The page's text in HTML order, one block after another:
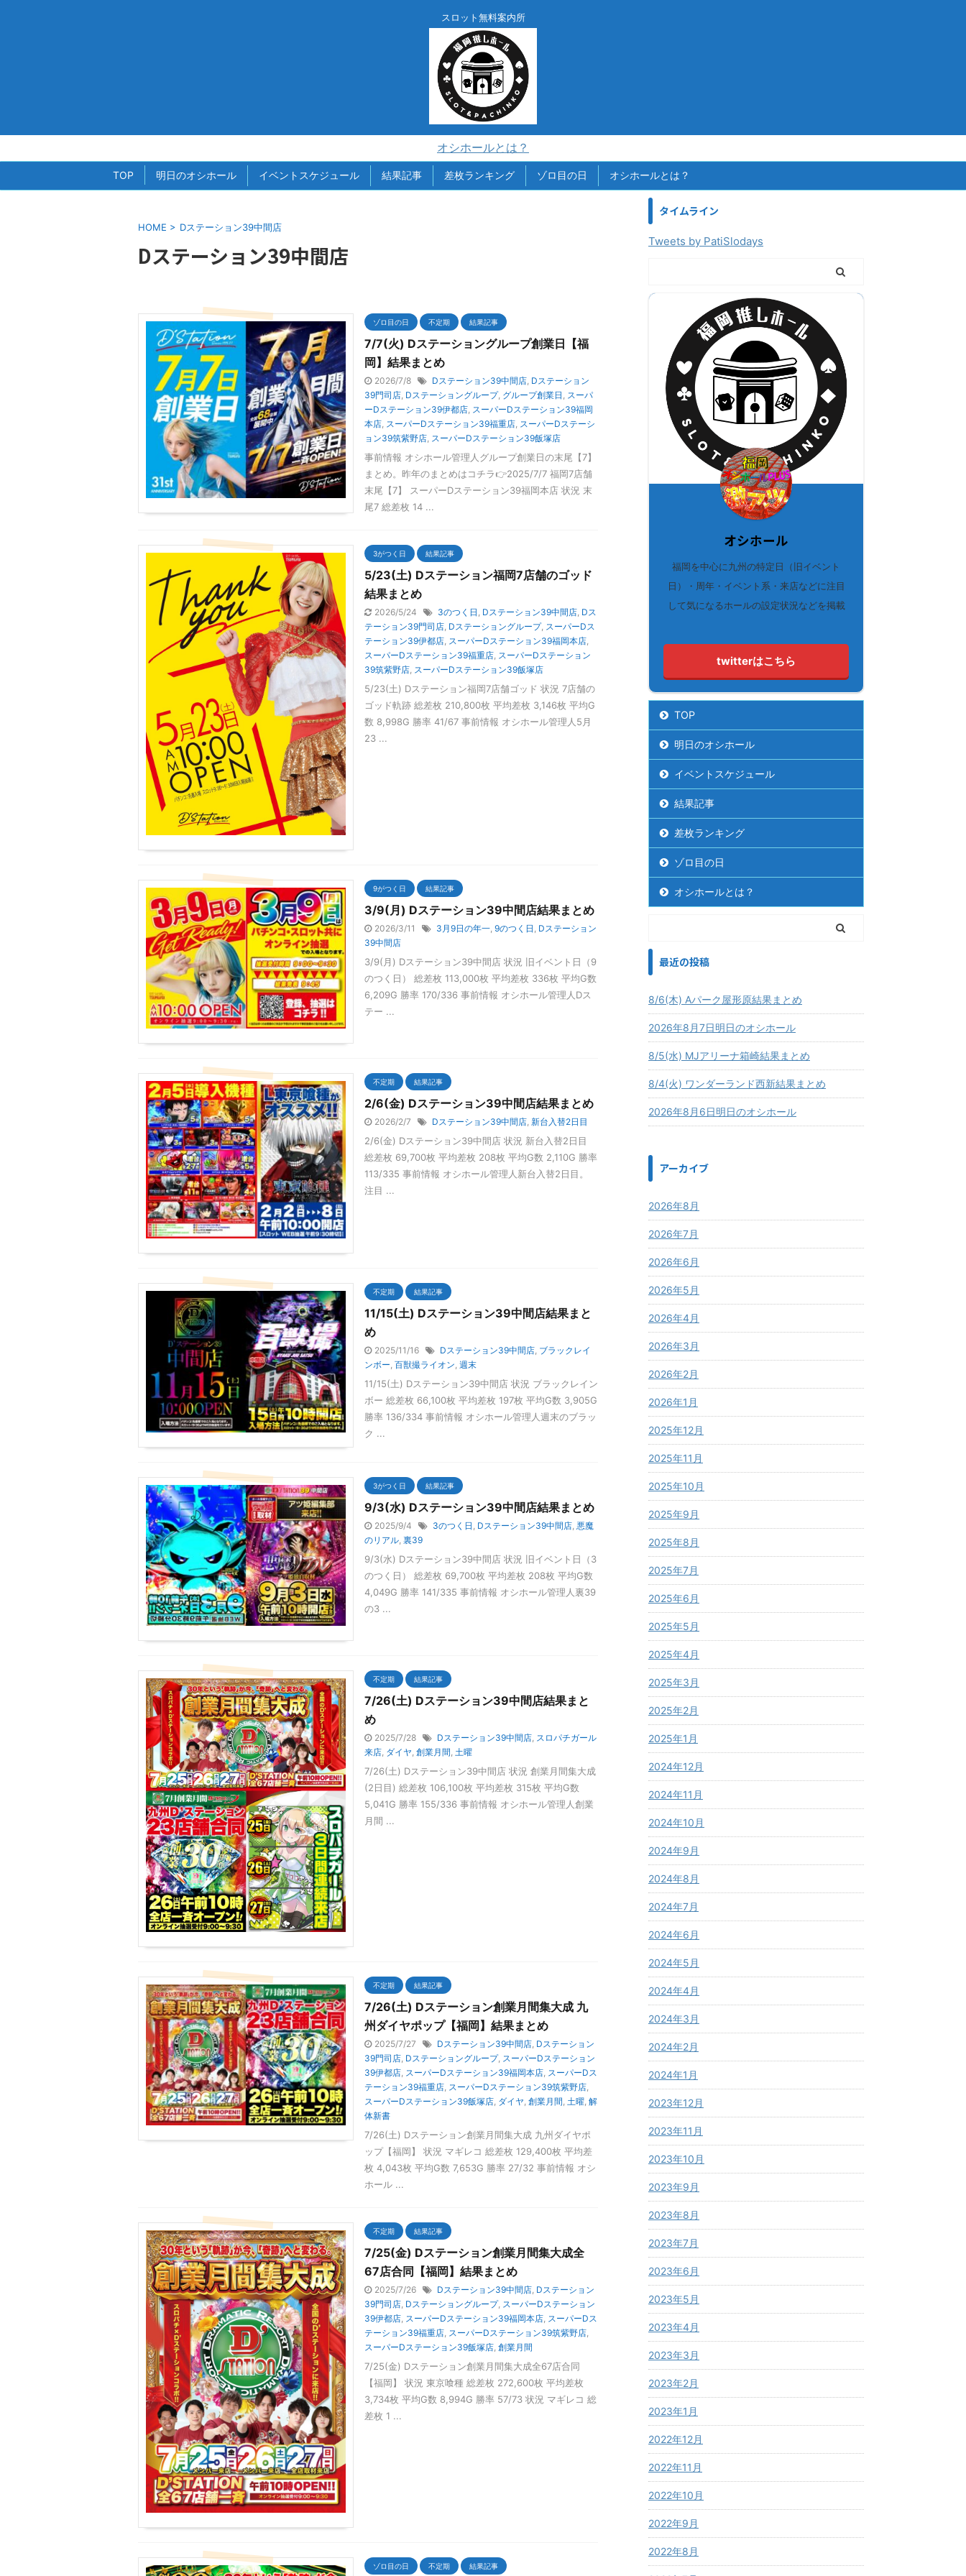
スロット無料案内所
オシホールとは？
TOP 明日のオシホール イベントスケジュール 結果記事 差枚ランキング ゾロ目の日 オシホールとは？
HOME > Dステーション39中間店
Dステーション39中間店
ゾロ目の日 不定期 結果記事
7/7(火) Dステーショングループ創業日【福
岡】結果まとめ
2026/7/8 Dステーション39中間店 Dステーション
39門司店 Dステーショングループ, グループ創業日
スーパ
ーDステーション39伊都店 スーパーDステーション39福岡
本店 スーパーDステーション39福重店 スーパーDステーシ
ョン39筑紫野店 スーパーDステーション39飯塚店
事前情報 オシホール管理人グループ創業日の末尾【7】
まとめ。昨年のまとめはコチラ👉2025/7/7 福岡7店舗
末尾【7】 スーパーDステーション39福岡本店 状況 末
尾7 総差枚 14 ...
3がつく日 結果記事
5/23(土) Dステーション福岡7店舗のゴッド
結果まとめ
2026/5/24 3のつく日 Dステーション39中間店 Dス
テーション39門司店 Dステーショングループ, スーパーDス
テーション39伊都店 スーパーDステーション39福岡本店
スーパーDステーション39福重店 スーパーDステーション
39筑紫野店 スーパーDステーション39飯塚店
5/23(土) Dステーション福岡7店舗ゴッド 状況 7店舗の
ゴッド軌跡 総差枚 210,800枚 平均差枚 3,146枚 平均G
数 8,998G 勝率 41/67 事前情報 オシホール管理人5月
23 ...
9がつく日 結果記事
3/9(月) Dステーション39中間店結果まとめ
2026/3/11 3月9日の年一 9のつく日 Dステーション
39中間店
3/9(月) Dステーション39中間店 状況 旧イベント日（9
のつく日） 総差枚 113,000枚 平均差枚 336枚 平均G数
6,209G 勝率 170/336 事前情報 オシホール管理人Dス
テー ...
不定期 結果記事
2/6(金) Dステーション39中間店結果まとめ
2026/2/7 Dステーション39中間店, 新台入替2日目
2/6(金) Dステーション39中間店 状況 新台入替2日目
総差枚 69,700枚 平均差枚 208枚 平均G数 2,110G 勝率
113/335 事前情報 オシホール管理人新台入替2日目。
注目 ...
不定期 結果記事
11/15(土) Dステーション39中間店結果まと
め
2025/11/16 Dステーション39中間店, ブラックレイ
ンボー, 百獣撮ライオン, 週末
11/15(土) Dステーション39中間店 状況 ブラックレイン
ボー 総差枚 66,100枚 平均差枚 197枚 平均G数 3,905G
勝率 136/334 事前情報 オシホール管理人週末のブラッ
ク ...
3がつく日 結果記事
9/3(水) Dステーション39中間店結果まとめ
2025/9/4 3のつく日 Dステーション39中間店 悪魔
のリアル 裏39
9/3(水) Dステーション39中間店 状況 旧イベント日（3
のつく日） 総差枚 69,700枚 平均差枚 208枚 平均G数
4,049G 勝率 141/335 事前情報 オシホール管理人裏39
の3 ...
不定期 結果記事
7/26(土) Dステーション39中間店結果まと
め
2025/7/28 Dステーション39中間店 スロパチガール
来店 ダイヤ 創業月間 土曜
7/26(土) Dステーション39中間店 状況 創業月間集大成
(2日目) 総差枚 106,100枚 平均差枚 315枚 平均G数
5,041G 勝率 155/336 事前情報 オシホール管理人創業
月間 ...
不定期 結果記事
7/26(土) Dステーション創業月間集大成 九
州ダイヤポップ【福岡】結果まとめ
2025/7/27 Dステーション39中間店 Dステーション
39門司店 Dステーショングループ, スーパーDステーション
39伊都店 スーパーDステーション39福岡本店 スーパーDス
テーション39福重店 スーパーDステーション39筑紫野店
スーパーDステーション39飯塚店 ダイヤ 創業月間 土曜 解
体新書
7/26(土) Dステーション創業月間集大成 九州ダイヤポ
ップ【福岡】 状況 マギレコ 総差枚 129,400枚 平均差
枚 4,043枚 平均G数 7,653G 勝率 27/32 事前情報 オシ
ホール ...
不定期 結果記事
7/25(金) Dステーション創業月間集大成全
67店合同【福岡】結果まとめ
2025/7/26 Dステーション39中間店 Dステーション
39門司店 Dステーショングループ, スーパーDステーション
39伊都店 スーパーDステーション39福岡本店 スーパーDス
テーション39福重店 スーパーDステーション39筑紫野店
スーパーDステーション39飯塚店 創業月間
7/25(金) Dステーション創業月間集大成全67店合同
【福岡】 状況 東京喰種 総差枚 272,600枚 平均差枚
3,734枚 平均G数 8,994G 勝率 57/73 状況 マギレコ 総
差枚 1 ...
ゾロ目の日 不定期 結果記事
タイムライン
Tweets by PatiSlodays
オシホール
福岡を中心に九州の特定日（旧イベント
日）・周年・イベント系・来店などに注目
して気になるホールの設定状況などを掲載
twitterはこちら
TOP
明日のオシホール
イベントスケジュール
結果記事
差枚ランキング
ゾロ目の日
オシホールとは？
最近の投稿
8/6(木) Aパーク屋形原結果まとめ
2026年8月7日明日のオシホール
8/5(水) MJアリーナ箱崎結果まとめ
8/4(火) ワンダーランド西新結果まとめ
2026年8月6日明日のオシホール
アーカイブ
2026年8月
2026年7月
2026年6月
2026年5月
2026年4月
2026年3月
2026年2月
2026年1月
2025年12月
2025年11月
2025年10月
2025年9月
2025年8月
2025年7月
2025年6月
2025年5月
2025年4月
2025年3月
2025年2月
2025年1月
2024年12月
2024年11月
2024年10月
2024年9月
2024年8月
2024年7月
2024年6月
2024年5月
2024年4月
2024年3月
2024年2月
2024年1月
2023年12月
2023年11月
2023年10月
2023年9月
2023年8月
2023年7月
2023年6月
2023年5月
2023年4月
2023年3月
2023年2月
2023年1月
2022年12月
2022年11月
2022年10月
2022年9月
2022年8月